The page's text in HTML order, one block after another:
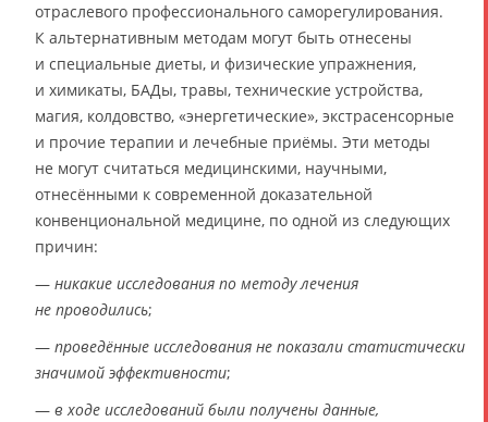
отраслевого профессионального саморегулирования.
К альтернативным методам могут быть отнесены
и специальные диеты, и физические упражнения,
и химикаты, БАДы, травы, технические устройства,
магия, колдовство, «энергетические», экстрасенсорные
и прочие терапии и лечебные приёмы. Эти методы
не могут считаться медицинскими, научными,
отнесёнными к современной доказательной
конвенциональной медицине, по одной из следующих
причин:
— никакие исследования по методу лечения
не проводились;
— проведённые исследования не показали статистически
значимой эффективности;
— в ходе исследований были получены данные,